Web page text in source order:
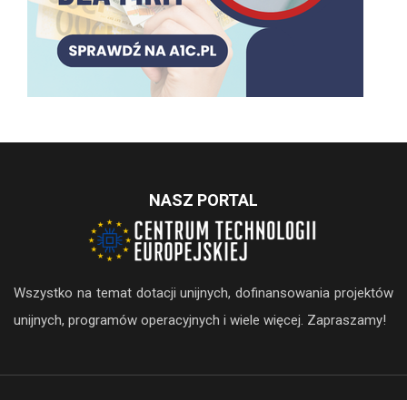
NASZ PORTAL
Wszystko na temat dotacji unijnych, dofinansowania projektów
unijnych, programów operacyjnych i wiele więcej. Zapraszamy!